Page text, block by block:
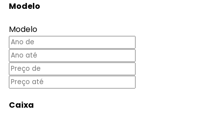
Modelo
Modelo
Caixa